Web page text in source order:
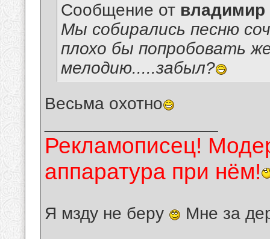
Сообщение от владимир
Мы собирались песню
плохо бы попробовать
мелодию.....забыл?
Весьма охотно
Рекламописец!
аппаратура при нём!
Я мзду не беру Мне за